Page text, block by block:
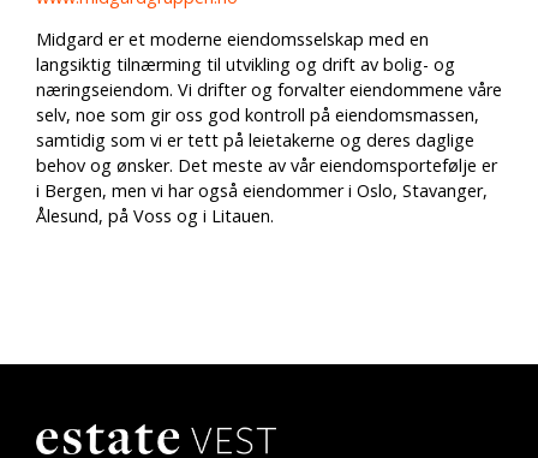
Midgard er et moderne eiendomsselskap med en
langsiktig tilnærming til utvikling og drift av bolig- og
næringseiendom. Vi drifter og forvalter eiendommene våre
selv, noe som gir oss god kontroll på eiendomsmassen,
samtidig som vi er tett på leietakerne og deres daglige
behov og ønsker. Det meste av vår eiendomsportefølje er
i Bergen, men vi har også eiendommer i Oslo, Stavanger,
Ålesund, på Voss og i Litauen.